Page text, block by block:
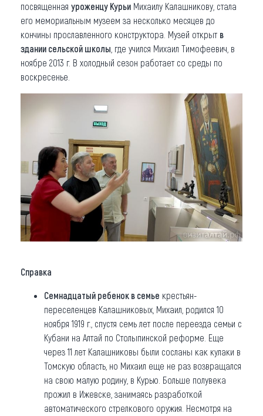
посвященная уроженцу Курьи Михаилу Калашникову, стала
его мемориальным музеем за несколько месяцев до
кончины прославленного конструктора. Музей открыт в
здании сельской школы , где учился Михаил Тимофеевич, в
ноябре 2013 г. В холодный сезон работает со среды по
воскресенье.
Справка
Семнадцатый ребенок в семье крестьян-
переселенцев Калашниковых, Михаил, родился 10
ноября 1919 г., спустя семь лет после переезда семьи с
Кубани на Алтай по Столыпинской реформе. Еще
через 11 лет Калашниковы были сосланы как кулаки в
Томскую область, но Михаил еще не раз возвращался
на свою малую родину, в Курью. Больше полувека
прожил в Ижевске, занимаясь разработкой
автоматического стрелкового оружия. Несмотря на